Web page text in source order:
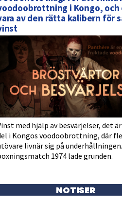
i Kongo, och
av den rätta kalibern för
med hjälp av besvärjelser, det
i Kongos voodoobrottning, där
livnär sig på
1974 lade grunden.
NOTISER